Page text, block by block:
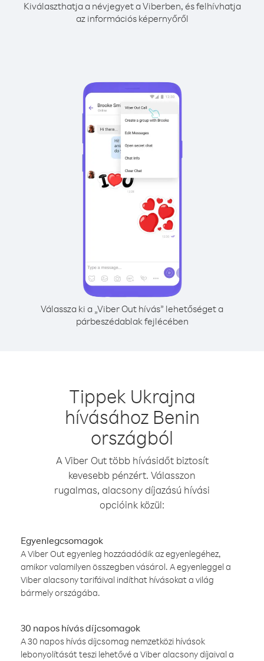
Kiválaszthatja a névjegyet a Viberben, és felhívhatja
az információs képernyőről
Válassza ki a „Viber Out hívás” lehetőséget a
párbeszédablak fejlécében
Tippek Ukrajna
hívásához Benin
országból
A Viber Out több hívásidőt biztosít
kevesebb pénzért. Válasszon
rugalmas, alacsony díjazású hívási
opcióink közül:
Egyenlegcsomagok
A Viber Out egyenleg hozzáadódik az egyenlegéhez,
amikor valamilyen összegben vásárol. A egyenleggel a
Viber alacsony tarifáival indíthat hívásokat a világ
bármely országába.
30 napos hívás díjcsomagok
A 30 napos hívás díjcsomag nemzetközi hívások
lebonyolítását teszi lehetővé a Viber alacsony díjaival a